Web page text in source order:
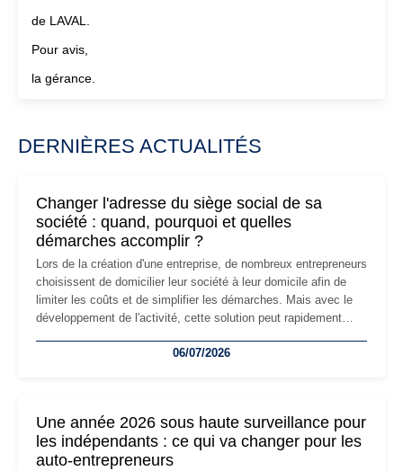
de LAVAL.
Pour avis,
la gérance.
DERNIÈRES ACTUALITÉS
Changer l'adresse du siège social de sa
société : quand, pourquoi et quelles
démarches accomplir ?
Lors de la création d'une entreprise, de nombreux entrepreneurs
choisissent de domicilier leur société à leur domicile afin de
limiter les coûts et de simplifier les démarches. Mais avec le
développement de l'activité, cette solution peut rapidement
professionnels, recrutement, image de marque… Le
06/07/2026
Une année 2026 sous haute surveillance pour
les indépendants : ce qui va changer pour les
auto-entrepreneurs